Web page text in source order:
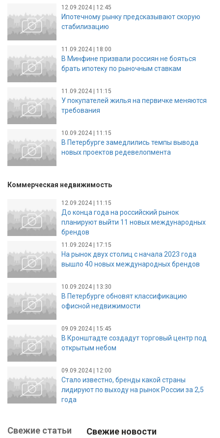
12.09.2024 | 12:45
Ипотечному рынку предсказывают скорую
стабилизацию
11.09.2024 | 18:00
В Минфине призвали россиян не бояться
брать ипотеку по рыночным ставкам
11.09.2024 | 11:15
У покупателей жилья на первичке меняются
требования
10.09.2024 | 11:15
В Петербурге замедлились темпы вывода
новых проектов редевелопмента
Коммерческая недвижимость
12.09.2024 | 11:15
До конца года на российский рынок
планируют выйти 11 новых международных
брендов
11.09.2024 | 17:15
На рынок двух столиц с начала 2023 года
вышло 40 новых международных брендов
10.09.2024 | 13:30
В Петербурге обновят классификацию
офисной недвижимости
09.09.2024 | 15:45
В Кронштадте создадут торговый центр под
открытым небом
09.09.2024 | 12:00
Стало известно, бренды какой страны
лидируют по выходу на рынок России за 2,5
года
Свежие статьи Свежие новости